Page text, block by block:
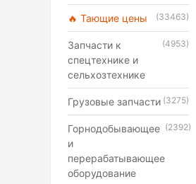
🔥 Тающие цены (33463)
Запчасти к
спецтехнике и
сельхозтехнике
(4953)
Грузовые запчасти (3275)
Горнодобывающее
и
перерабатывающее
оборудование
(2392)